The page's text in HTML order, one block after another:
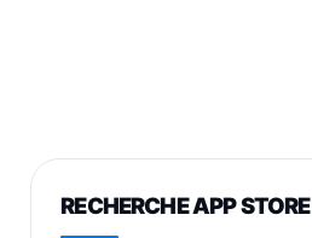
RECHERCHE APP STORE